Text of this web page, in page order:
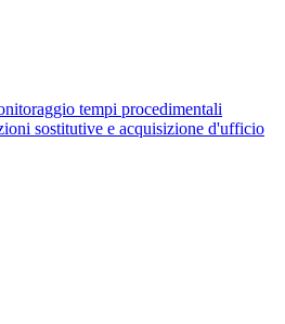
tempi procedimentali
sostitutive e acquisizione d'ufficio